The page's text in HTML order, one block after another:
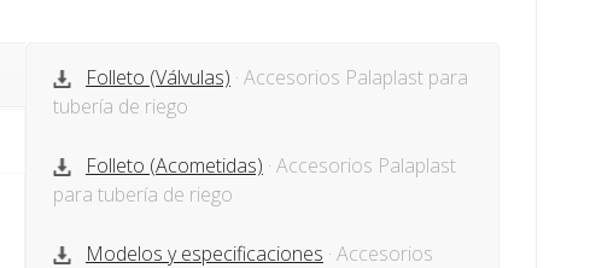
Folleto (Válvulas) · Accesorios Palaplast para
tubería de riego
Folleto (Acometidas) · Accesorios Palaplast
para tubería de riego
Modelos y especificaciones · Accesorios